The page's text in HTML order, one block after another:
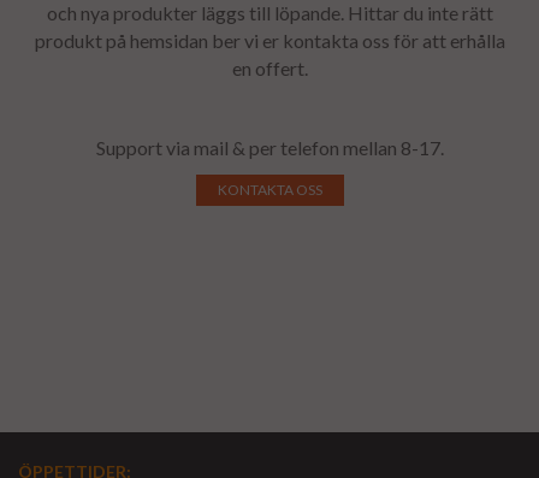
och nya produkter läggs till löpande. Hittar du inte rätt
produkt på hemsidan ber vi er kontakta oss för att erhålla
en offert.
Support via mail & per telefon mellan 8-17.
KONTAKTA OSS
ÖPPETTIDER: